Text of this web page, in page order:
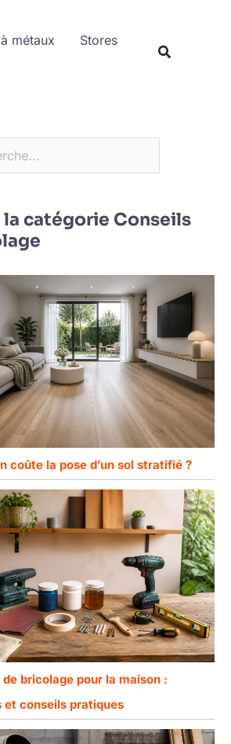
métaux
Stores
la catégorie Conseils
coûte la pose d’un sol stratifié ?
bricolage pour la maison :
et conseils pratiques